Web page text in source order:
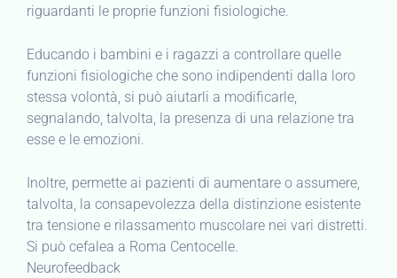
riguardanti le proprie funzioni fisiologiche.
Educando i bambini e i ragazzi a controllare quelle
funzioni fisiologiche che sono indipendenti dalla loro
stessa volontà, si può aiutarli a modificarle,
segnalando, talvolta, la presenza di una relazione tra
esse e le emozioni.
Inoltre, permette ai pazienti di aumentare o assumere,
talvolta, la consapevolezza della distinzione esistente
tra tensione e rilassamento muscolare nei vari distretti.
Si può cefalea a Roma Centocelle.
Neurofeedback